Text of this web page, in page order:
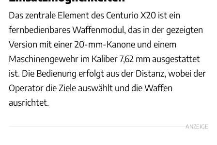
Das zentrale Element des Centurio X20 ist ein
fernbedienbares Waffenmodul, das in der gezeigten
Version mit einer 20-mm-Kanone und einem
Maschinengewehr im Kaliber 7,62 mm ausgestattet
ist. Die Bedienung erfolgt aus der Distanz, wobei der
Operator die Ziele auswählt und die Waffen
ausrichtet.
ANZEIGE